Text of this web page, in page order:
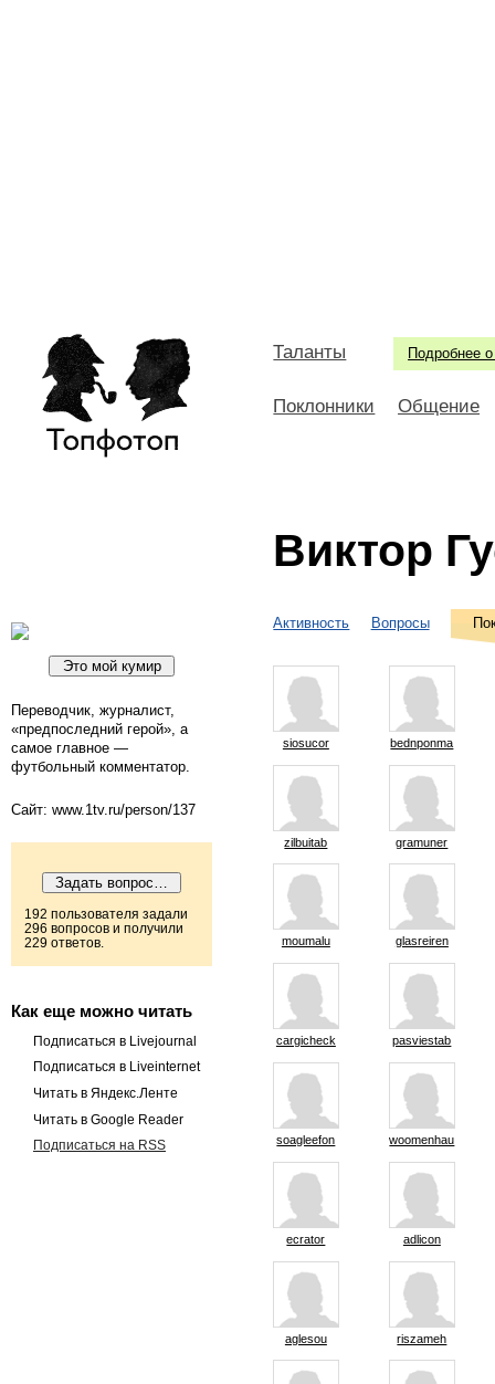
Подробнее о
Таланты
Поклонники Общение
Виктор
Переводчик, журналист,
«предпоследний герой», а
самое главное —
футбольный комментатор.
Сайт: www.1tv.ru/person/137
192 пользователя задали
296 вопросов и получили
229 ответов.
Как еще можно читать
Подписаться в Livejournal
Подписаться в Liveinternet
Читать в Яндекс.Ленте
Читать в Google Reader
Подписаться на RSS
Активность Вопросы
siosucor bednponma
zilbuitab gramuner
moumalu glasreiren
cargicheck pasviestab
soagleefon woomenhau
ecrator adlicon
aglesou riszameh